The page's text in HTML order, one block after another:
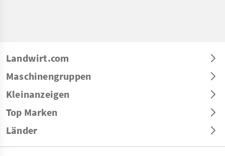
Landwirt.com
Maschinengruppen
Kleinanzeigen
Top Marken
Länder